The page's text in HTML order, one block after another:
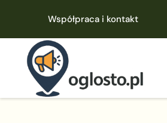
Współpraca i kontakt